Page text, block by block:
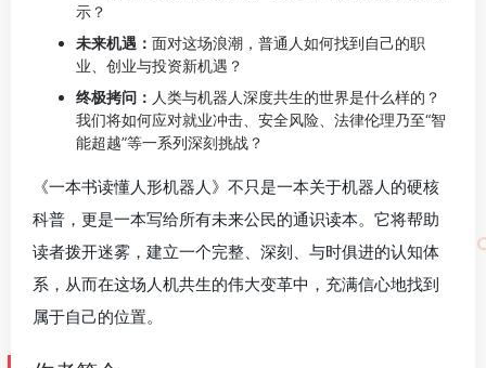
示？
未来机遇： 面对这场浪潮，普通人如何找到自己的职
业、创业与投资新机遇？
终极拷问： 人类与机器人深度共生的世界是什么样的？
我们将如何应对就业冲击、安全风险、法律伦理乃至“智
能超越”等一系列深刻挑战？
《一本书读懂人形机器人》不只是一本关于机器人的硬核
科普，更是一本写给所有未来公民的通识读本。它将帮助
读者拨开迷雾，建立一个完整、深刻、与时俱进的认知体
系，从而在这场人机共生的伟大变革中，充满信心地找到
属于自己的位置。